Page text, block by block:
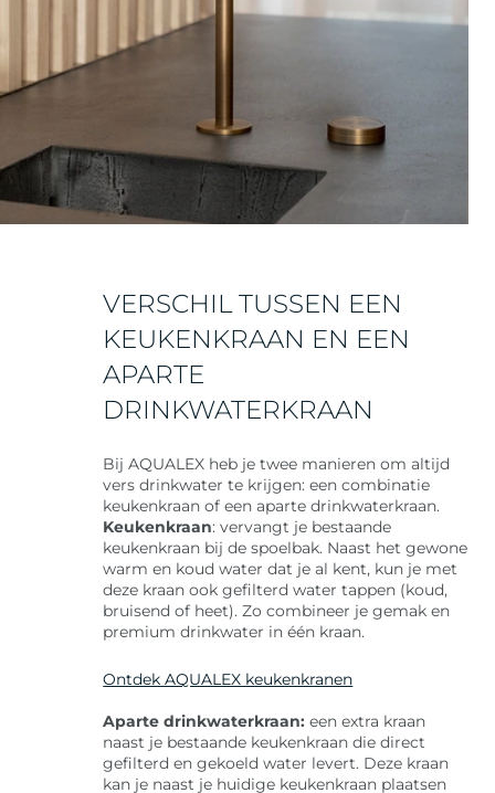
VERSCHIL TUSSEN EEN
KEUKENKRAAN EN EEN
APARTE
DRINKWATERKRAAN
Bij AQUALEX heb je twee manieren om altijd
vers drinkwater te krijgen: een combinatie
keukenkraan of een aparte drinkwaterkraan.
Keukenkraan: vervangt je bestaande
keukenkraan bij de spoelbak. Naast het gewone
warm en koud water dat je al kent, kun je met
deze kraan ook gefilterd water tappen (koud,
bruisend of heet). Zo combineer je gemak en
premium drinkwater in één kraan.
Ontdek AQUALEX keukenkranen
Aparte drinkwaterkraan: een extra kraan
naast je bestaande keukenkraan die direct
gefilterd en gekoeld water levert. Deze kraan
kan je naast je huidige keukenkraan plaatsen